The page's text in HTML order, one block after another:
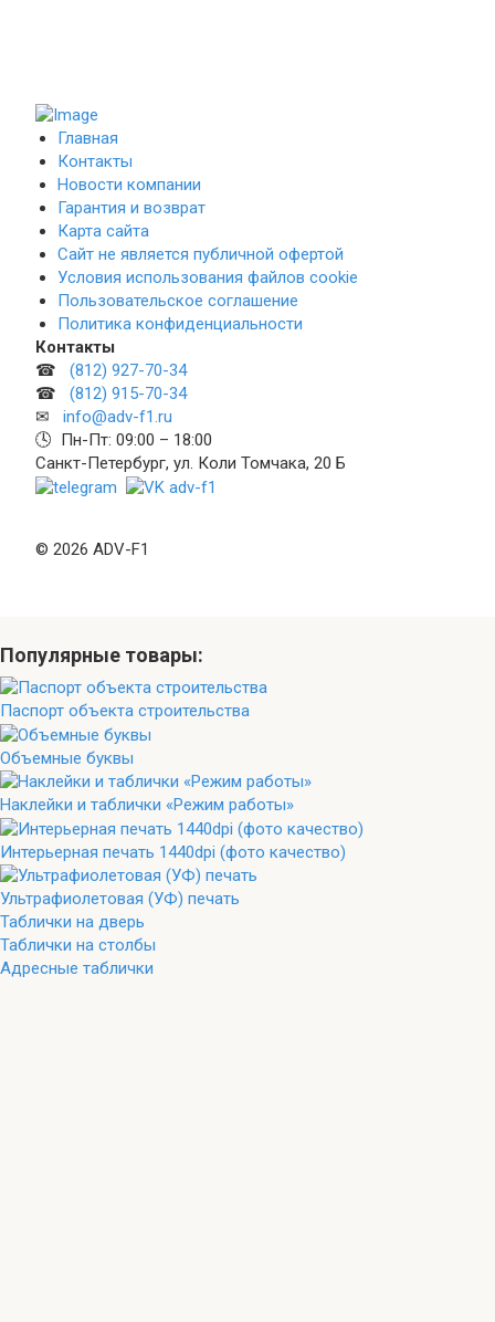
Главная
Контакты
Новости компании
Гарантия и возврат
Карта сайта
Сайт не является публичной офертой
Условия использования файлов cookie
Пользовательское соглашение
Политика конфиденциальности
Контакты
☎ (812) 927-70-34
☎ (812) 915-70-34
✉ info@adv-f1.ru
🕓 Пн-Пт: 09:00 – 18:00
Санкт-Петербург, ул. Коли Томчака, 20 Б
© 2026 ADV-F1
Популярные товары:
Паспорт объекта строительства
Объемные буквы
Наклейки и таблички «Режим работы»
Интерьерная печать 1440dpi (фото качество)
Ультрафиолетовая (УФ) печать
Таблички на дверь
Таблички на столбы
Адресные таблички